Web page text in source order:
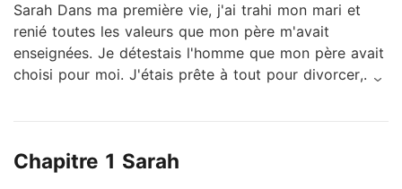
Sarah Dans ma première vie, j'ai trahi mon mari et
renié toutes les valeurs que mon père m'avait
enseignées. Je détestais l'homme que mon père avait
choisi pour moi. J'étais prête à tout pour divorcer,
des amis et l'homme dont je m'étais entichée n'était
Chapitre 1 Sarah